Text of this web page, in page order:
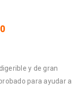
y de gran
para ayudar a